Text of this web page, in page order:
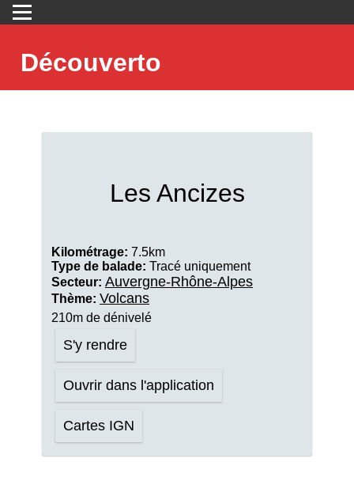
Découverto
Les Ancizes
Kilométrage: 7.5km
Type de balade: Tracé uniquement
Secteur: Auvergne-Rhône-Alpes
Thème: Volcans
210m de dénivelé
S'y rendre
Ouvrir dans l'application
Cartes IGN